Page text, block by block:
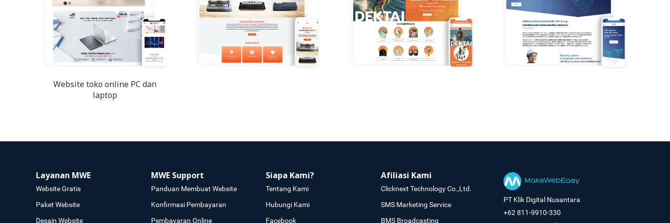
Website toko online PC dan
laptop
Layanan MWE
Website Gratis
Paket Website
Desain Website
MWE Support
Panduan Membuat Website
Konfirmasi Pembayaran
Pembayaran Online
Siapa Kami?
Tentang Kami
Hubungi Kami
Facebook
Afiliasi Kami
Clicknext Technology Co.,Ltd.
SMS Marketing Service
BMS Broadcasting
PT Klik Digital Nusantara
+62 811-9910-330